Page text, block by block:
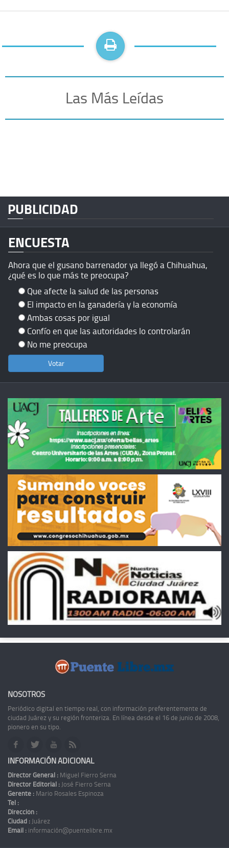
Las Más Leídas
PUBLICIDAD
ENCUESTA
Ahora que el gusano barrenador ya llegó a Chihuahua,
¿qué es lo que más te preocupa?
Que afecte la salud de las personas
El impacto en la ganadería y la economía
Ambas cosas por igual
Confío en que las autoridades lo controlarán
No me preocupa
NOSOTROS
Periódico digital en tiempo real, con información preferentemente de
ciudad Juárez y su región fronteriza. En línea desde el 16 de junio de 2008,
pionero en su tipo.
INFORMACIÓN ADICIONAL
Director General : Miguel Fierro Serna
Director Editorial : José Fierro Serna
Gerente : Mario Rosales Espinoza
Tel :
Dirección :
Ciudad : Juárez
Email : información@puentelibre.mx